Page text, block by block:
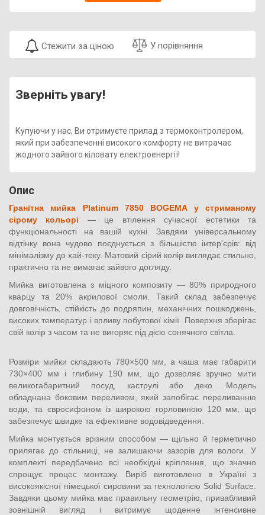
Стежити за ціною У порівняння
Зверніть увагу!
Купуючи у нас, Ви отримуєте прилад з термоконтролером,
який при забезпеченні високого комфорту не витрачає
жодного зайвого кіловату електроенергії!
Опис
Гранітна мийка Platinum 7850 BOGEMA у стриманому
сірому кольорі — це втілення сучасної естетики та
функціональності на вашій кухні. Завдяки універсальному
відтінку вона чудово поєднується з більшістю інтер'єрів: від
мінімалізму до хай-теку. Матовий сірий колір виглядає стильно,
практично та не вимагає зайвого догляду.
Мийка виготовлена з міцного композиту — 80% природного
кварцу та 20% акрилової смоли. Такий склад забезпечує
довговічність, стійкість до подряпин, механічних пошкоджень,
високих температур і впливу побутової хімії. Поверхня зберігає
свій колір з часом та не вигоряє під дією сонячного світла.
Розміри мийки складають 780×500 мм, а чаша має габарити
730×400 мм і глибину 190 мм, що дозволяє зручно мити
великогабаритний посуд, каструлі або деко. Модель
обладнана боковим переливом, який запобігає переливанню
води, та євросифоном із широкою горловиною 120 мм, що
забезпечує швидке та ефективне водовідведення.
Мийка монтується врізним способом — щільно й герметично
прилягає до стільниці, не залишаючи зазорів для вологи. У
комплекті передбачено всі необхідні кріплення, що значно
спрощує процес монтажу. Виріб виготовлено в Україні з
високоякісної німецької сировини за технологією Solid Surface.
Завдяки цьому мийка має правильну геометрію, привабливий
зовнішній вигляд і витримує щоденне інтенсивне